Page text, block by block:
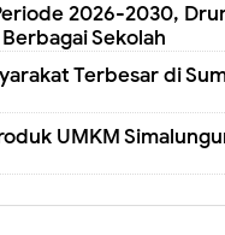
2026-2030,
Sekolah
Terbesar di
UMKM